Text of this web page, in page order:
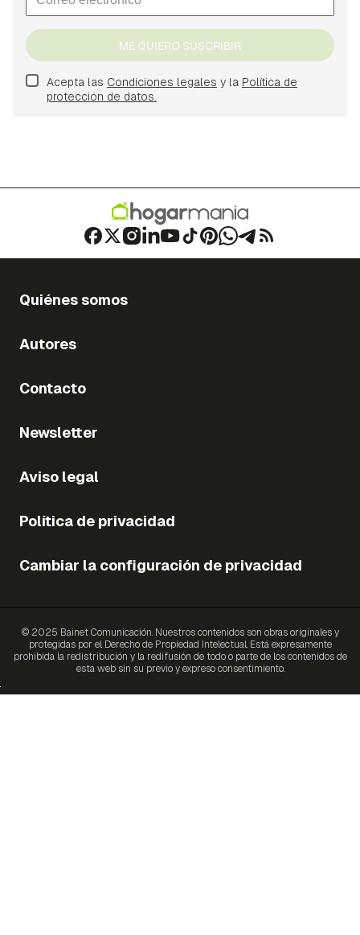
ME QUIERO SUSCRIBIR
Acepta las Condiciones legales y la Política de
protección de datos.
Quiénes somos
Autores
Contacto
Newsletter
Aviso legal
Política de privacidad
Cambiar la configuración de privacidad
© 2025 Bainet Comunicación. Nuestros contenidos son obras originales y
protegidas por el Derecho de Propiedad Intelectual. Está expresamente
prohibida la redistribución y la redifusión de todo o parte de los contenidos de
esta web sin su previo y expreso consentimiento.